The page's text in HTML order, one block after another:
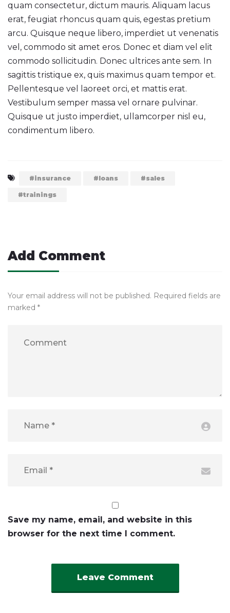
quam consectetur, dictum mauris. Aliquam lacus
erat, feugiat rhoncus quam quis, egestas pretium
arcu. Quisque neque libero, imperdiet ut venenatis
vel, commodo sit amet eros. Donec et diam vel elit
commodo sollicitudin. Donec ultrices ante sem. In
sagittis tristique ex, quis maximus quam tempor et.
Pellentesque vel laoreet orci, et mattis erat.
Vestibulum semper massa vel ornare pulvinar.
Quisque ut justo imperdiet, ullamcorper nisl eu,
condimentum libero.
insurance loans sales
trainings
Add Comment
Your email address will not be published. Required fields are
marked *
Save my name, email, and website in this
browser for the next time I comment.